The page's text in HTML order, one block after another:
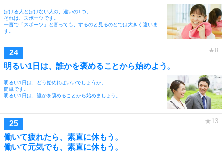
ぼける人とぼけない人の、違いの1つ。
それは、スポーツです。
一言で「スポーツ」と言っても、するのと見るのとでは大きく違いま
す。
明るい1日は、誰かを褒めることから始めよう。
明るい1日は、どう始めればいいでしょうか。
簡単です。
明るい1日は、誰かを褒めることから始めましょう。
働いて疲れたら、素直に休もう。
働いて元気でも、素直に休もう。